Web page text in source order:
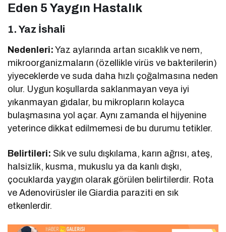
Eden 5 Yaygın Hastalık
1. Yaz İshali
Nedenleri: Yaz aylarında artan sıcaklık ve nem,
mikroorganizmaların (özellikle virüs ve bakterilerin)
yiyeceklerde ve suda daha hızlı çoğalmasına neden
olur. Uygun koşullarda saklanmayan veya iyi
yıkanmayan gıdalar, bu mikropların kolayca
bulaşmasına yol açar. Aynı zamanda el hijyenine
yeterince dikkat edilmemesi de bu durumu tetikler.
Belirtileri: Sık ve sulu dışkılama, karın ağrısı, ateş,
halsizlik, kusma, mukuslu ya da kanlı dışkı,
çocuklarda yaygın olarak görülen belirtilerdir. Rota
ve Adenovirüsler ile Giardia paraziti en sık
etkenlerdir.